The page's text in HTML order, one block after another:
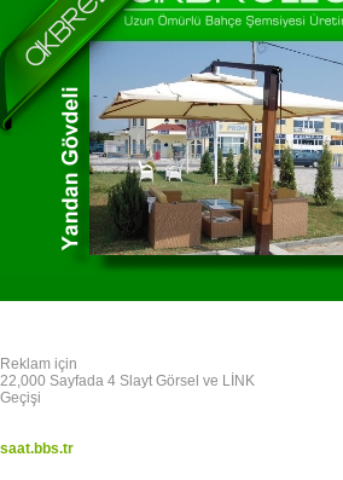
Reklam için
22,000 Sayfada 4 Slayt Görsel ve LİNK
Geçişi
saat.bbs.tr